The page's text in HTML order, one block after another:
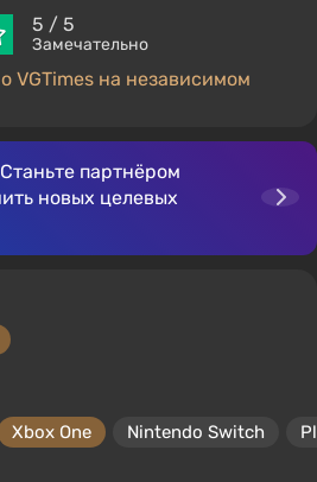
5 / 5
Замечательно
VGTimes на независимом
Станьте партнёром
новых целевых
Xbox One Nintendo Switch